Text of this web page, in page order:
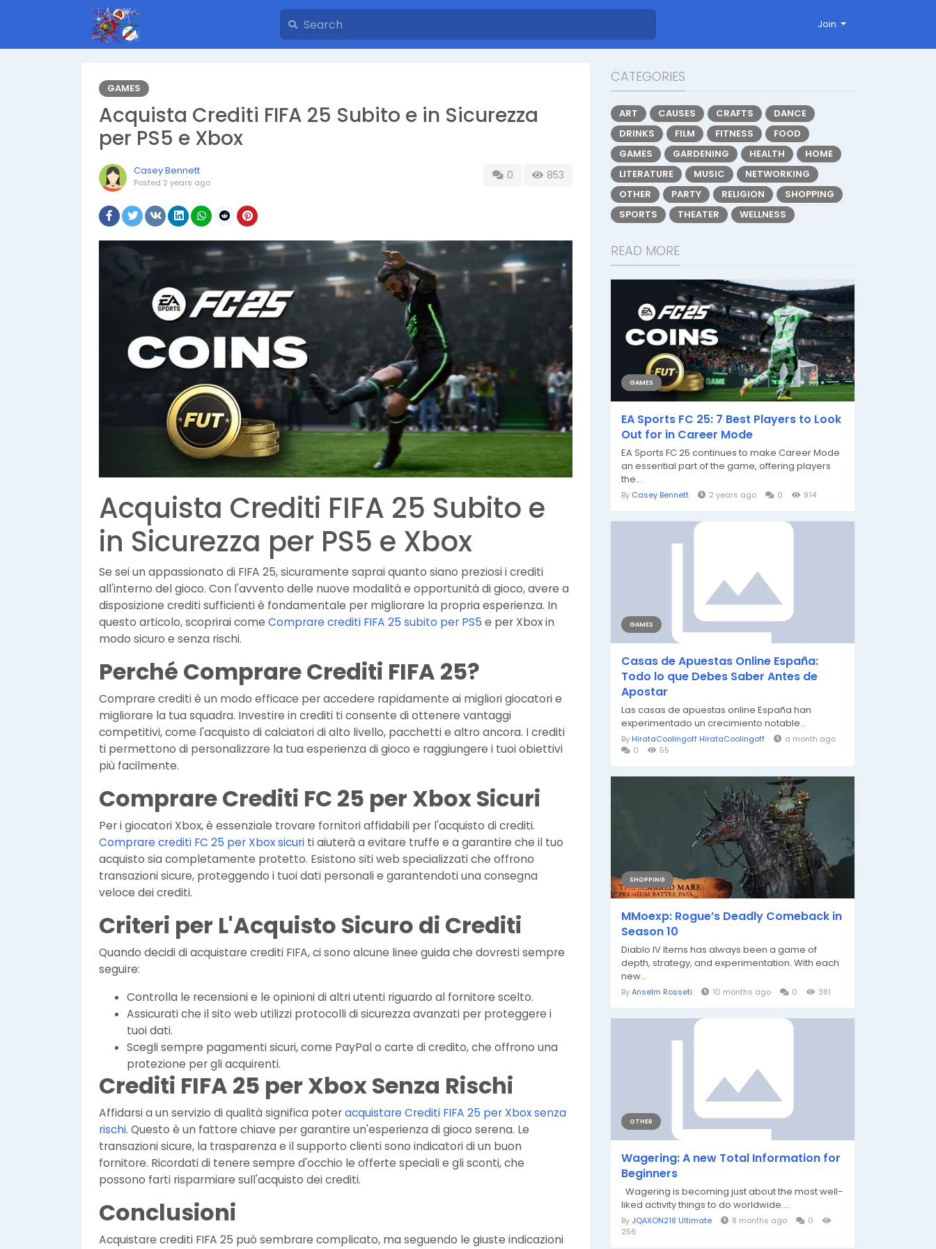
Join
GAMES
Acquista Crediti FIFA 25 Subito e in Sicurezza
per PS5 e Xbox
Casey Bennett
Posted 2 years ago
0 853
Acquista Crediti FIFA 25 Subito e
in Sicurezza per PS5 e Xbox
Se sei un appassionato di FIFA 25, sicuramente saprai quanto siano preziosi i crediti
all'interno del gioco. Con l'avvento delle nuove modalità e opportunità di gioco, avere a
disposizione crediti sufficienti è fondamentale per migliorare la propria esperienza. In
questo articolo, scoprirai come Comprare crediti FIFA 25 subito per PS5 e per Xbox in
modo sicuro e senza rischi.
Perché Comprare Crediti FIFA 25?
Comprare crediti è un modo efficace per accedere rapidamente ai migliori giocatori e
migliorare la tua squadra. Investire in crediti ti consente di ottenere vantaggi
competitivi, come l'acquisto di calciatori di alto livello, pacchetti e altro ancora. I crediti
ti permettono di personalizzare la tua esperienza di gioco e raggiungere i tuoi obiettivi
più facilmente.
Comprare Crediti FC 25 per Xbox Sicuri
Per i giocatori Xbox, è essenziale trovare fornitori affidabili per l'acquisto di crediti.
Comprare crediti FC 25 per Xbox sicuri ti aiuterà a evitare truffe e a garantire che il tuo
acquisto sia completamente protetto. Esistono siti web specializzati che offrono
transazioni sicure, proteggendo i tuoi dati personali e garantendoti una consegna
veloce dei crediti.
Criteri per L'Acquisto Sicuro di Crediti
Quando decidi di acquistare crediti FIFA, ci sono alcune linee guida che dovresti sempre
seguire:
Controlla le recensioni e le opinioni di altri utenti riguardo al fornitore scelto.
Assicurati che il sito web utilizzi protocolli di sicurezza avanzati per proteggere i
tuoi dati.
Scegli sempre pagamenti sicuri, come PayPal o carte di credito, che offrono una
protezione per gli acquirenti.
Crediti FIFA 25 per Xbox Senza Rischi
Affidarsi a un servizio di qualità significa poteracquistare Crediti FIFA 25 per Xbox senza
rischi. Questo è un fattore chiave per garantire un'esperienza di gioco serena. Le
transazioni sicure, la trasparenza e il supporto clienti sono indicatori di un buon
fornitore. Ricordati di tenere sempre d'occhio le offerte speciali e gli sconti, che
possono farti risparmiare sull'acquisto dei crediti.
Conclusioni
Acquistare crediti FIFA 25 può sembrare complicato, ma seguendo le giuste indicazioni
CATEGORIES
ART CAUSES CRAFTS
DANCE
DRINKS
FILM FITNESS
FOOD
GAMES
GARDENING HEALTH
HOME
LITERATURE
MUSIC
NETWORKING
OTHER
PARTY RELIGION
SHOPPING
SPORTS
THEATER WELLNESS
READ MORE
GAMES
EA Sports FC 25: 7 Best Players to Look
Out for in Career Mode
EA Sports FC 25 continues to make Career Mode
an essential part of the game, offering players
the...
By Casey Bennett 2 years ago 0 914
GAMES
Casas de Apuestas Online España:
Todo lo que Debes Saber Antes de
Apostar
Las casas de apuestas online España han
experimentado un crecimiento notable...
By HirataCoolingoff HirataCoolingoff
a month ago
0
55
SHOPPING
MMoexp: Rogue’s Deadly Comeback in
Season 10
Diablo IV Items has always been a game of
depth, strategy, and experimentation. With each
new...
ByAnselm Rosseti 10 months ago 0 381
OTHER
Wagering: A new Total Information for
Beginners
Wagering is becoming just about the most well-
liked activity things to do worldwide....
By JQAXON218 Ultimate 8 months ago
0
256